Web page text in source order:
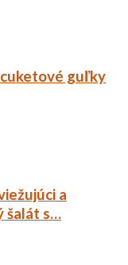
cuketové guľky
a
šalát s…